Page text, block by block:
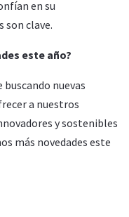
en su
son clave.
este año?
nuevas
a nuestros
y sostenibles
más novedades este